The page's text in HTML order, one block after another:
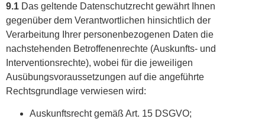
9.1 Das geltende Datenschutzrecht gewährt Ihnen
gegenüber dem Verantwortlichen hinsichtlich der
Verarbeitung Ihrer personenbezogenen Daten die
nachstehenden Betroffenenrechte (Auskunfts- und
Interventionsrechte), wobei für die jeweiligen
Ausübungsvoraussetzungen auf die angeführte
Rechtsgrundlage verwiesen wird:
Auskunftsrecht gemäß Art. 15 DSGVO;